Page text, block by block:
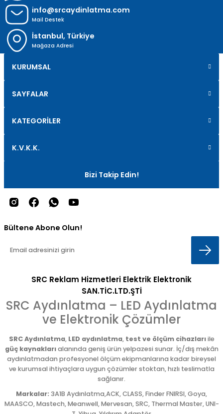
info@srcaydinlatma.com
Mail Destek
İstanbul, Türkiye
Mağaza Adresi
KURUMSAL
SAYFALAR
KATEGORİLER
K.V.K.K.
Bizi Takip Edin!
Bültene Abone Olun!
SRC Reklam Hizmetleri Elektrik Elektronik
SAN.TİC.LTD.ŞTİ
SRC Aydınlatma – LED Aydınlatma
ve Elektronik Çözümler
SRC Aydınlatma, LED aydınlatma, test ve ölçüm cihazlarıile
güç kaynaklarıalanında geniş ürün yelpazesi sunar. İç/dış mekân
aydınlatmadan profesyonel ölçüm ekipmanlarına kadar bireysel
ve kurumsal ihtiyaçlara uygun çözümler stoktan, hızlı teslimatla
sağlanır.
Markalar: 3A1B Aydınlatma,ACK, CLASS, Finder FNIRSI, Goya,
MAASCO, Mastech, Meanwell, Mervesan, SRC, Thermal Master, UNI-